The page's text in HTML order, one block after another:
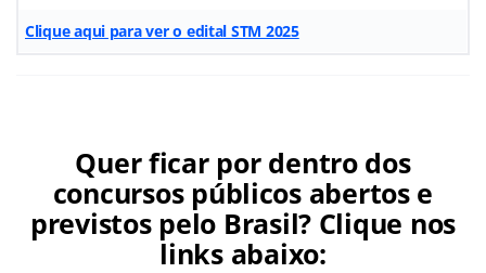
Clique aqui para ver o edital STM 2025
Quer ficar por dentro dos
concursos públicos abertos e
previstos pelo Brasil? Clique nos
links abaixo: